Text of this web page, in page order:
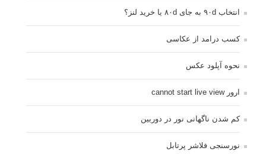
انتخاب ۹۰d به جای ۸۰d یا خرید لنز؟
کسب درامد از عکاسی
نحوه آپلود عکس
ارور cannot start live view
کم شدن ناگهانی نور در دوربین
نورسنجی فلاشر پرتابل